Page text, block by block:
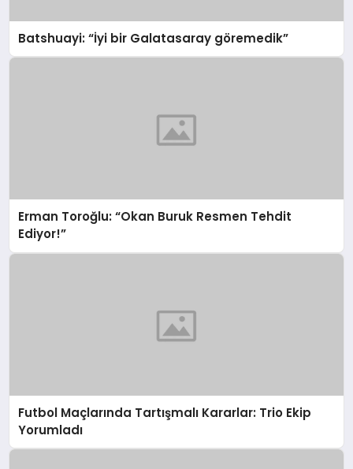
Batshuayi: “İyi bir Galatasaray göremedik”
Erman Toroğlu: “Okan Buruk Resmen Tehdit
Ediyor!”
Futbol Maçlarında Tartışmalı Kararlar: Trio Ekip
Yorumladı